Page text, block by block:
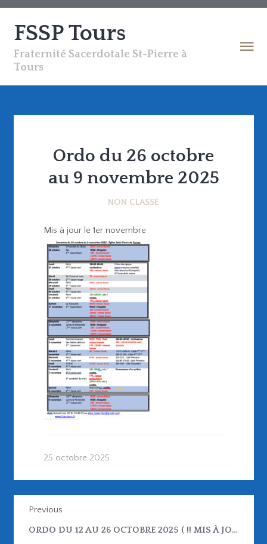
FSSP Tours
Fraternité Sacerdotale St-Pierre à
Tours
Ordo du 26 octobre
au 9 novembre 2025
NON CLASSÉ
Mis à jour le 1er novembre
25 octobre 2025
Previous
ORDO DU 12 AU 26 OCTOBRE 2025 ( !! MIS À JOUR LE 15/10/25 !! )